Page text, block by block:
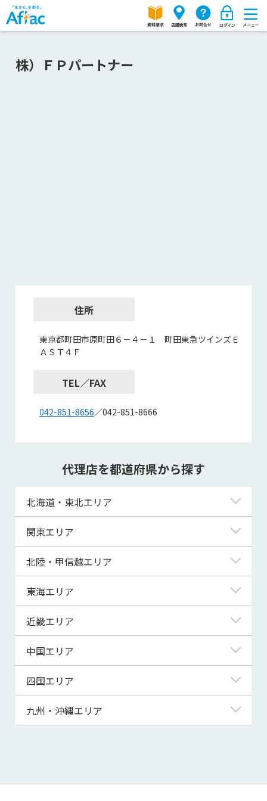
株）ＦＰパートナー
住所
東京都町田市原町田６－４－１ 町田東急ツインズＥ
ＡＳＴ４Ｆ
TEL／FAX
042-851-8656／042-851-8666
代理店を都道府県から探す
北海道・東北エリア
北海道
青森県
宮城県
秋田県
山形県
関東エリア
東京都
神奈川県
埼玉県
千葉県
茨城県
群馬県
北陸・甲信越エリア
新潟県
富山県
福井県
山梨県
長野県
東海エリア
岐阜県
静岡県
三重県
近畿エリア
滋賀県
京都府
大阪府
兵庫県
和歌山県
中国エリア
鳥取県
島根県
山口県
四国エリア
徳島県
高知県
九州・沖縄エリア